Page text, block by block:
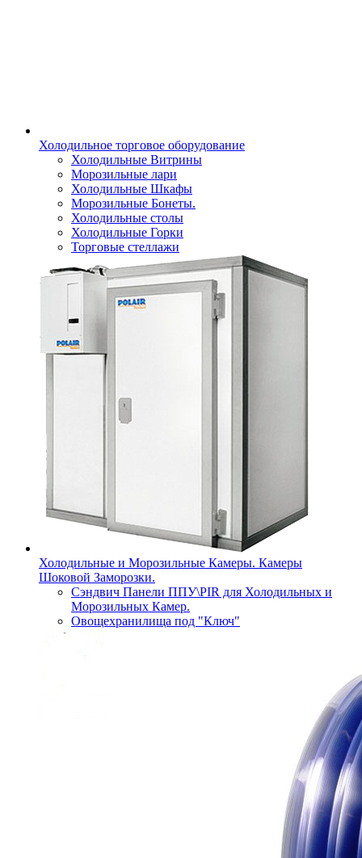
Холодильное торговое оборудование
Холодильные Витрины
Морозильные лари
Холодильные Шкафы
Морозильные Бонеты.
Холодильные столы
Холодильные Горки
Торговые стеллажи
Холодильные и Морозильные Камеры. Камеры
Шоковой Заморозки.
Сэндвич Панели ППУ\PIR для Холодильных и
Морозильных Камер.
Овощехранилища под "Ключ"